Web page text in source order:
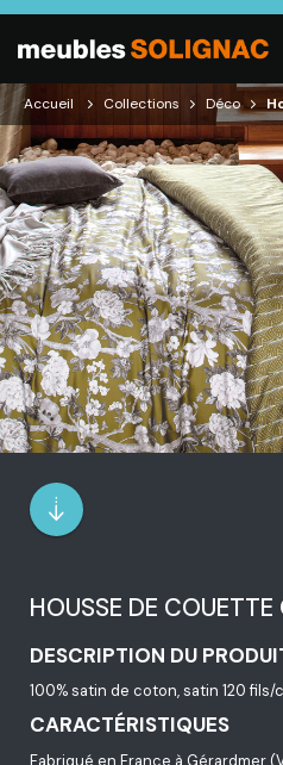
Accueil Collections Déco
HOUSSE DE COUETTE
DESCRIPTION DU
100% satin de coton, satin 120 fils/
CARACTÉRISTIQUES
Fabriqué en France à Gérardmer